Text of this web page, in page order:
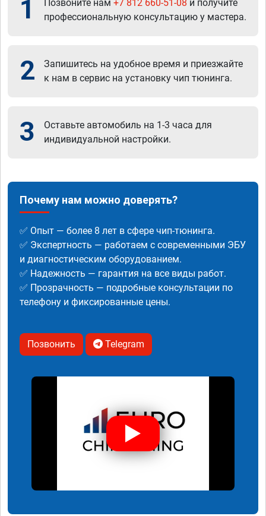
1 Позвоните нам +7 812 660-51-08 и получите
профессиональную консультацию у мастера.
2
Запишитесь на удобное время и приезжайте
к нам в сервис на установку чип тюнинга.
3
Оставьте автомобиль на 1-3 часа для
индивидуальной настройки.
Почему нам можно доверять?
✅ Опыт — более 8 лет в сфере чип-тюнинга.
✅ Экспертность — работаем с современными ЭБУ
и диагностическим оборудованием.
✅ Надежность — гарантия на все виды работ.
✅ Прозрачность — подробные консультации по
телефону и фиксированные цены.
Позвонить Telegram